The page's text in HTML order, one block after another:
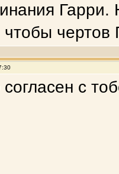
чтобы чертов
согласен с